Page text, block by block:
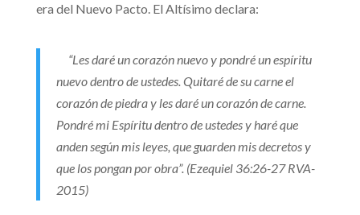
era del Nuevo Pacto. El Altísimo declara:
“Les daré un corazón nuevo y pondré un espíritu
nuevo dentro de ustedes. Quitaré de su carne el
corazón de piedra y les daré un corazón de carne.
Pondré mi Espíritu dentro de ustedes y haré que
anden según mis leyes, que guarden mis decretos y
que los pongan por obra”. (Ezequiel 36:26-27 RVA-
2015)